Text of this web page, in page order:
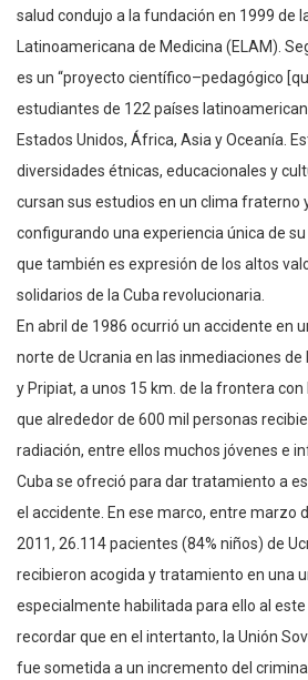
salud condujo a la fundación en 1999 de
Latinoamericana de Medicina (ELAM).
es un “proyecto científico–pedagógico
estudiantes de 122 países
Estados Unidos, África, Asia y Oceanía.
diversidades étnicas, educacionales y
cursan sus estudios en un clima fraterno
configurando una experiencia única de
que también es expresión de los altos
solidarios de la Cuba revolucionaria.
En abril de 1986 ocurrió un accidente en
norte de Ucrania en las inmediaciones de
y Pripiat, a unos 15 km. de la frontera
que alrededor de 600 mil personas
radiación, entre ellos muchos jóvenes e
Cuba se ofreció para dar tratamiento a
el accidente. En ese marco, entre marzo
2011, 26.114 pacientes (84% niños) de
recibieron acogida y tratamiento en una
especialmente habilitada para ello al este
recordar que en el intertanto, la Unión
fue sometida a un incremento del